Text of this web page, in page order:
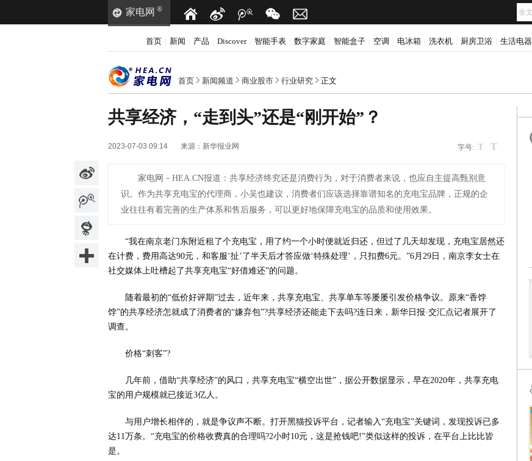
家电网 ®
首页 新闻 产品 Discover 智能手表 数字家庭 智能盒子 空调 电冰箱 洗衣机 厨房卫浴 生活电器
首页 新闻频道 商业股市 行业研究 正文
共享经济，“走到头”还是“刚开始”？
字号: T T
2023-07-03 09:14 来源： 新华报业网
家电网－HEA.CN报道： 共享经济终究还是消费行为，对于消费者来说，也应自主提高甄别意
识。作为共享充电宝的代理商，小吴也建议，消费者们应该选择靠谱知名的充电宝品牌，正规的企
业往往有着完善的生产体系和售后服务，可以更好地保障充电宝的品质和使用效果。
“我在南京老门东附近租了个充电宝，用了约一个小时便就近归还，但过了几天却发现，充电宝居然还
在计费，费用高达90元，和客服‘扯’了半天后才答应做‘特殊处理’，只扣费6元。”6月29日，南京李女士在
社交媒体上吐槽起了共享充电宝“好借难还”的问题。
随着最初的“低价好评期”过去，近年来，共享充电宝、共享单车等屡屡引发价格争议。原来“香饽
饽”的共享经济怎就成了消费者的“嫌弃包”?共享经济还能走下去吗?连日来，新华日报·交汇点记者展开了
调查。
价格“刺客”?
几年前，借助“共享经济”的风口，共享充电宝“横空出世”，据公开数据显示，早在2020年，共享充电
宝的用户规模就已接近3亿人。
与用户增长相伴的，就是争议声不断。打开黑猫投诉平台，记者输入“充电宝”关键词，发现投诉已多
达11万条。“充电宝的价格收费真的合理吗?2小时10元，这是抢钱吧!”类似这样的投诉，在平台上比比皆
是。